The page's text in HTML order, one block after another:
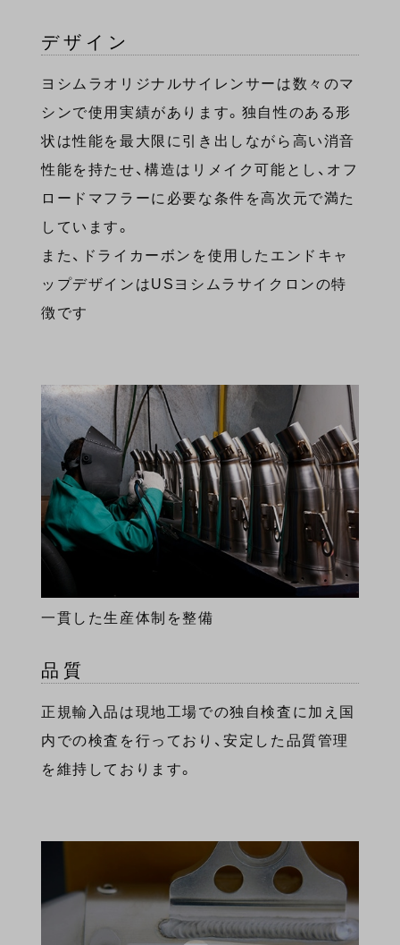
デザイン
ヨシムラオリジナルサイレンサーは数々のマ
シンで使用実績があります。独自性のある形
状は性能を最大限に引き出しながら高い消音
性能を持たせ、構造はリメイク可能とし、オフ
ロードマフラーに必要な条件を高次元で満た
しています。
また、ドライカーボンを使用したエンドキャ
ップデザインはUSヨシムラサイクロンの特
徴です
一貫した生産体制を整備
品質
正規輸入品は現地工場での独自検査に加え国
内での検査を行っており、安定した品質管理
を維持しております。